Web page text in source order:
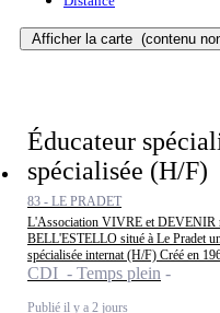
Afficher la carte (contenu
Éducateur
spécialisée (H/F)
83 - LE PRADET
L'Association VIVRE et DEVENIR
BELL'ESTELLO situé à Le Pradet
spécialisée internat (H/F) Créé en
CDI - Temps plein
Publié il y a 2 jours